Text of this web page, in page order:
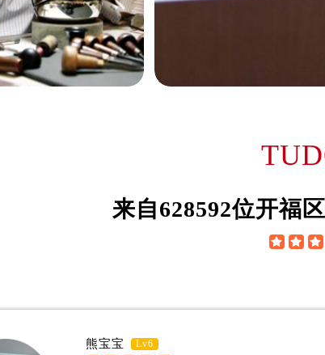
吉林省松原市宁江区五环大街帝舵售后服务中心（需提前
吉林省通化市东昌区环通乡江南大街帝舵售后服务中心（
吉林省延边市延吉市解放路帝舵售后服务中心（需提前预
辽宁省鞍山市铁东区站前街帝舵售后服务中心（需提前预
辽宁省丹东市振兴区七经街帝舵售后服务中心（需提前
辽宁省抚顺市新抚区东一路帝舵售后服务中心（需提前
辽宁省阜新市海州区解放大街帝舵售后服务中心（需提
辽宁省葫芦岛市连山区中央路帝舵售后服务中心（需提前
辽宁省锦州市古塔区中央大街帝舵售后服务中心（需提
辽宁省沈阳市沈河区中街路137号亨得利名表维修授权
安尼塔·阿普
是开福区帝舵维修服务中
(开福区帝舵维修保养中心)
来自628592位开福
  
熊宝宝 Lv6